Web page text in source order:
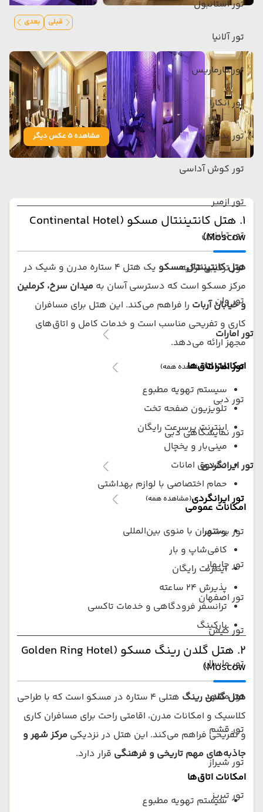
تور استانبول
تور آلانیا
تور مارماریس
تور آنکارا
تور بدروم
تور کوش آداسی
تور ازمیر
تور ترابزون
تور ترکیبی ترکیه
تور وان
تور امارات
تور امارات(مشاهده همه)
تور دبی
تور نمایشگاهی دبی
تور ایرانگردی
تور ایرانگردی(مشاهده همه)
تور بوشهر
تور چابهار
تور اصفهان
تور کیش
تور ماسال
تور مشهد
تور قشم
تور شیراز
تور تبریز
قبلی بعدی
مشاهده 5 عکس دیگر
۱. هتل کانتیننتال مسکو (Continental Hotel
Moscow)
هتل کانتیننتال مسکو
یک هتل ۴ ستاره مدرن و شیک در
مرکز مسکو است که دسترسی آسان به میدان سرخ، کرملین
و خیابان آربات را فراهم می‌کند. این هتل برای مسافران
کاری و تفریحی مناسب است و خدمات کامل و اتاق‌های
مجهز ارائه می‌دهد.
امکانات اتاق‌ها
سیستم تهویه مطبوع
تلویزیون صفحه تخت
اینترنت پرسرعت رایگان
مینی‌بار و یخچال
صندوق امانات
حمام اختصاصی با لوازم بهداشتی
امکانات عمومی
رستوران با منوی بین‌المللی
کافی‌شاپ و بار
اینترنت رایگان
پذیرش ۲۴ ساعته
ترانسفر فرودگاهی و خدمات تاکسی
پارکینگ
۲. هتل گلدن رینگ مسکو (Golden Ring Hotel
Moscow)
هتل گلدن رینگ
هتلی ۴ ستاره در مسکو است که با طراحی
کلاسیک و امکانات مدرن، اقامتی راحت برای مسافران کاری
و تفریحی فراهم می‌کند. این هتل در نزدیکی مرکز شهر و
جاذبه‌های مهم تاریخی و فرهنگی قرار دارد.
امکانات اتاق‌ها
سیستم تهویه مطبوع